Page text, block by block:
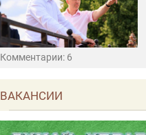
Комментарии: 6
ВАКАНСИИ